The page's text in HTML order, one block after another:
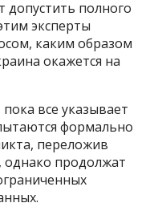
допустить полного
эксперты
каким образом
окажется на
все указывает
формально
переложив
однако продолжат